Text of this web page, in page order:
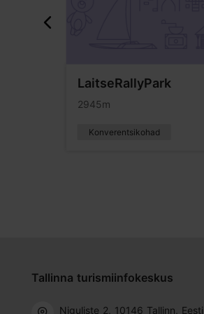
LaitseRallyPark
2945m
Konverentsikohad
Tallinna turismiinfokeskus
Niguliste 2, 10146 Tallinn, Eesti